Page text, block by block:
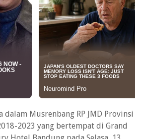
dalam Musrenbang RP JMD Provinsi
2023 yang bertempat di Grand